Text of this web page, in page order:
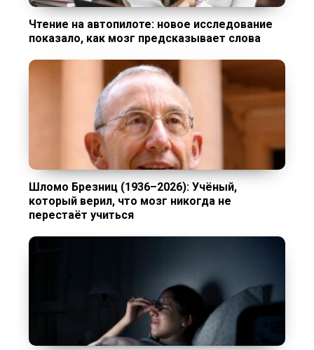
Чтение на автопилоте: новое исследование
показало, как мозг предсказывает слова
Шломо Брезниц (1936–2026): Учёный,
который верил, что мозг никогда не
перестаёт учиться